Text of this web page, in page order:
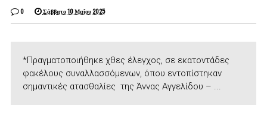
0 Σάββατο 10 Μαΐου 2025
*Πραγματοποιήθηκε χθες έλεγχος, σε εκατοντάδες
φακέλους συναλλασσόμενων, όπου εντοπίστηκαν
σημαντικές ατασθαλίες της Άννας Αγγελίδου – ...